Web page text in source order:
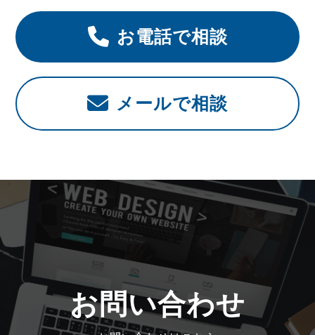
お電話で相談
メールで相談
お問い合わせ